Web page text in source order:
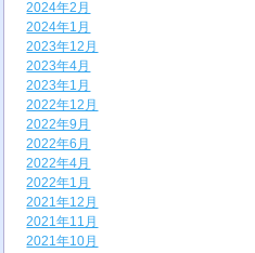
2024年2月
2024年1月
2023年12月
2023年4月
2023年1月
2022年12月
2022年9月
2022年6月
2022年4月
2022年1月
2021年12月
2021年11月
2021年10月